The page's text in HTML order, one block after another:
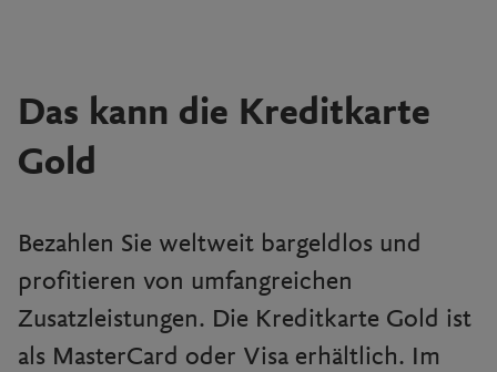
Das kann die Kreditkarte
Gold
Bezahlen Sie weltweit bargeldlos und
profitieren von umfangreichen
Zusatzleistungen. Die Kreditkarte Gold ist
als MasterCard oder Visa erhältlich. Im